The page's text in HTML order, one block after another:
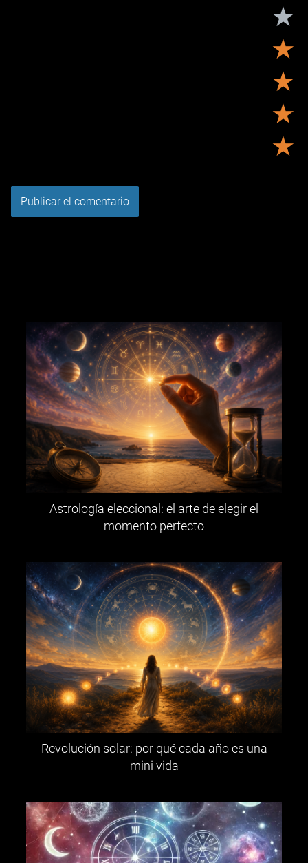
★
★
★
★
★
Astrología eleccional: el arte de elegir el
momento perfecto
Revolución solar: por qué cada año es una
mini vida